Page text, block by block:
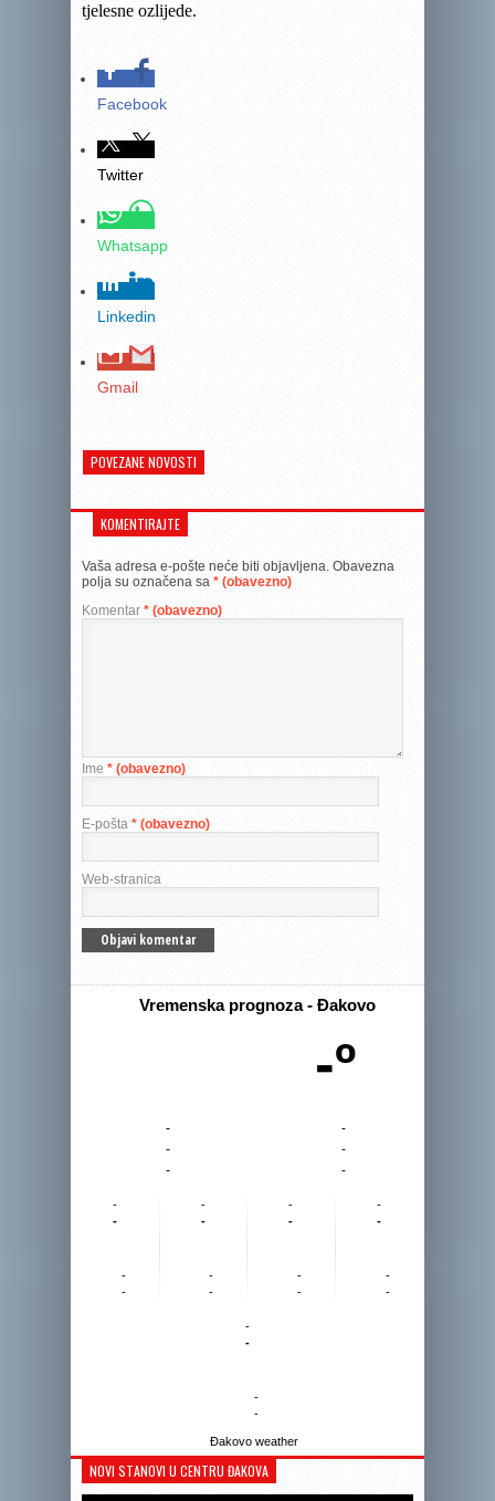
tjelesne ozlijede.
Facebook
Twitter
Whatsapp
Linkedin
Gmail
POVEZANE NOVOSTI
KOMENTIRAJTE
Vaša adresa e-pošte neće biti objavljena. Obavezna
polja su označena sa * (obavezno)
Komentar * (obavezno)
Ime * (obavezno)
E-pošta * (obavezno)
Web-stranica
Vremenska prognoza - Đakovo
-º
-
-
-
-
-
-
-
-
-
-
-
-
-
-
-
-
-
-
-
-
-
-
-
-
-
-
Đakovo weather
NOVI STANOVI U CENTRU ĐAKOVA